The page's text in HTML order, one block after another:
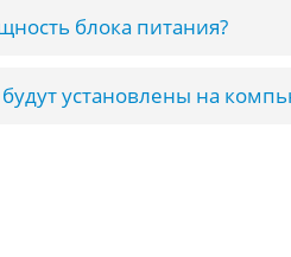
блока питания?
установлены на